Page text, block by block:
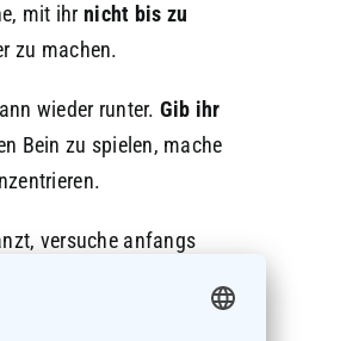
mit ihr nicht bis zu
zu machen.
wieder runter. Gib ihr
Bein zu spielen, mache
versuche anfangs
zu handeln, ist